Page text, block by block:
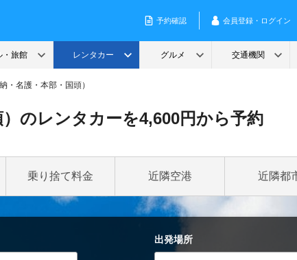
・名護・本部・国頭）
のレンタカーを4,600円から予約
乗り捨て料金 近隣空港 近隣都
出発場所